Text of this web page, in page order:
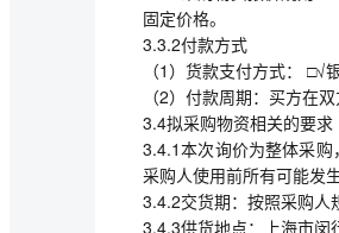
固定价格。
3.3.2付款方式
（1）货款支付方式： □√
（2）付款周期：买方在
3.4拟采购物资相关的要求
3.4.1本次询价为整体采
采购人使用前所有可能发
3.4.2交货期：按照采购人
3.4.3供货地点：上海市闵